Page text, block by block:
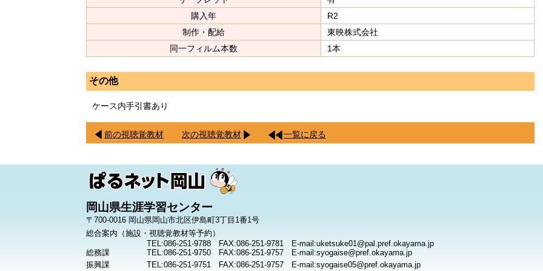
購入年
R2
制作・配給
東映株式会社
同一フィルム本数
1本
その他
ケース内手引書あり
前の視聴覚教材 次の視聴覚教材 一覧に戻る
岡山県生涯学習センター
〒700-0016 岡山県岡山市北区伊島町3丁目1番1号
総合案内（施設・視聴覚教材等予約）
TEL:086-251-9788 FAX:086-251-9781 E-mail:uketsuke01@pal.pref.okayama.jp
総務課
TEL:086-251-9750 FAX:086-251-9757 E-mail:syogaise@pref.okayama.jp
振興課
TEL:086-251-9751 FAX:086-251-9757 E-mail:syogaise05@pref.okayama.jp